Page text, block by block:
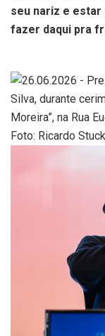
seu nariz e estar
fazer daqui pra